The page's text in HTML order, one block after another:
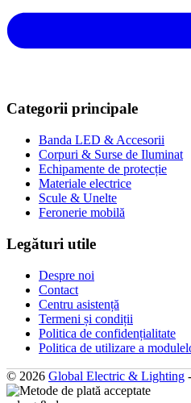
Categorii principale
Banda LED & Accesorii
Corpuri & Surse de Iluminat
Echipamente de protecție
Materiale electrice
Scule & Unelte
Feronerie mobilă
Legături utile
Despre noi
Contact
Centru asistență
Termeni și condiții
Politica de confidențialitate
Politica de utilizare a
© 2026 Global Electric & Lighting -